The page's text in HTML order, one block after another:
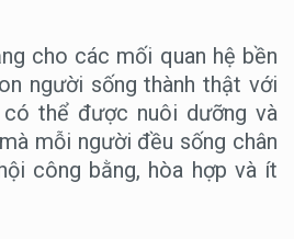
cho các mối quan hệ bền
người sống thành thật với
thể được nuôi dưỡng và
mỗi người đều sống chân
công bằng, hòa hợp và ít